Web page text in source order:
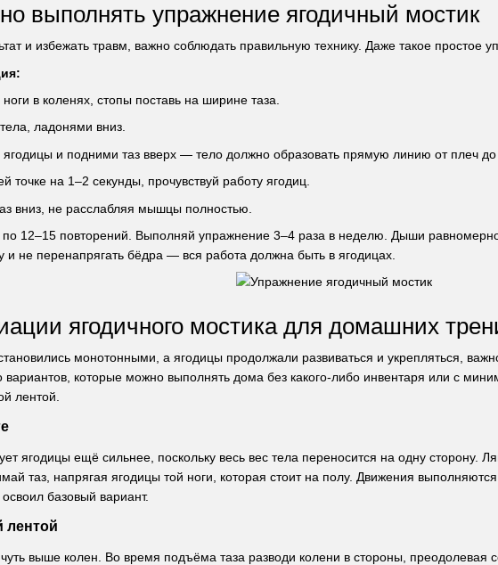
выполнять упражнение ягодичный мостик
и избежать травм, важно соблюдать правильную технику. Даже такое простое
в коленях, стопы поставь на ширине таза.
ладонями вниз.
и подними таз вверх — тело должно образовать прямую линию от плеч до
точке на 1–2 секунды, прочувствуй работу ягодиц.
вниз, не расслабляя мышцы полностью.
по 12–15 повторений. Выполняй упражнение 3–4 раза в неделю. Дыши
и не перенапрягать бёдра — вся работа должна быть в ягодицах.
ягодичного мостика для домашних
монотонными, а ягодицы продолжали развиваться и укрепляться,
вариантов, которые можно выполнять дома без какого-либо инвентаря или с
лентой.
ягодицы ещё сильнее, поскольку весь вес тела переносится на одну сторону.
таз, напрягая ягодицы той ноги, которая стоит на полу. Движения
базовый вариант.
лентой
выше колен. Во время подъёма таза разводи колени в стороны, преодолевая